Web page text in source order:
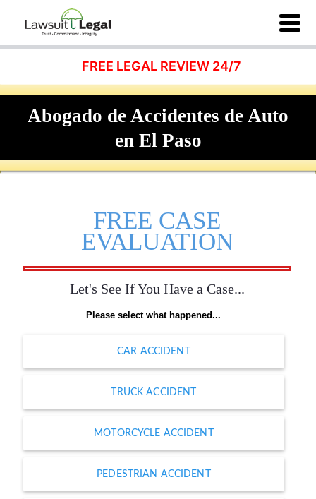
FREE LEGAL REVIEW 24/7
Abogado de Accidentes de Auto
en El Paso
FREE CASE
EVALUATION
Let's See If You Have a Case...
Please select what happened...
CAR ACCIDENT
TRUCK ACCIDENT
MOTORCYCLE ACCIDENT
PEDESTRIAN ACCIDENT